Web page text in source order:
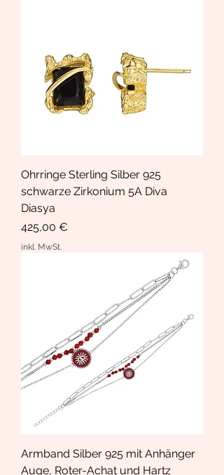
Ohrringe Sterling Silber 925
schwarze Zirkonium 5A Diva
Diasya
Preis
425,00 €
inkl. MwSt.
Armband Silber 925 mit Anhänger
Auge, Roter-Achat und Hartz